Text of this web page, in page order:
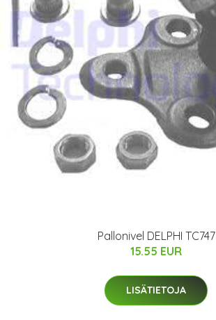
Pallonivel DELPHI TC747
15.55 EUR
LISÄTIETOJA